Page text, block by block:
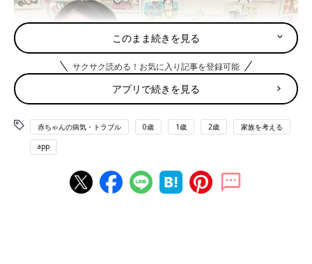
幼少時からペンは右手で持つように言われていました。
――SUZUさんはまひしている右手で似顔絵を描いていると聞き
でしょうか。
このまま続きを見る
サクサク読める！お気に入り記事を登録可能
アプリで続きを見る
赤ちゃんの病気・トラブル 0歳 1歳 2歳 家族を考える
app